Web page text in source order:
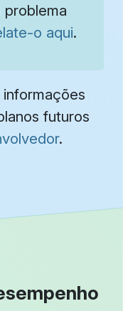
o aqui.
futuros
.